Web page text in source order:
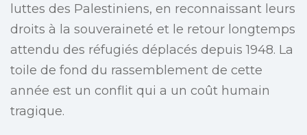
luttes des Palestiniens, en reconnaissant leurs
droits à la souveraineté et le retour longtemps
attendu des réfugiés déplacés depuis 1948. La
toile de fond du rassemblement de cette
année est un conflit qui a un coût humain
tragique.